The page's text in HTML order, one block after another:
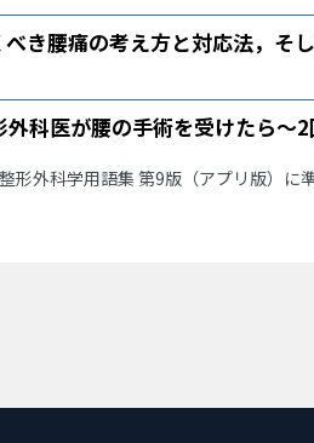
き腰痛の考え方と対応法，そ
科医が腰の手術を受けたら〜2
形外科学用語集 第9版（アプリ版）